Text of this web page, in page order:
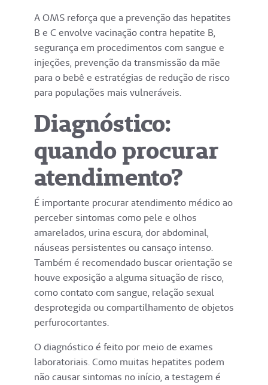
A OMS reforça que a prevenção das hepatites
B e C envolve vacinação contra hepatite B,
segurança em procedimentos com sangue e
injeções, prevenção da transmissão da mãe
para o bebê e estratégias de redução de risco
para populações mais vulneráveis.
Diagnóstico:
quando procurar
atendimento?
É importante procurar atendimento médico ao
perceber sintomas como pele e olhos
amarelados, urina escura, dor abdominal,
náuseas persistentes ou cansaço intenso.
Também é recomendado buscar orientação se
houve exposição a alguma situação de risco,
como contato com sangue, relação sexual
desprotegida ou compartilhamento de objetos
perfurocortantes.
O diagnóstico é feito por meio de exames
laboratoriais. Como muitas hepatites podem
não causar sintomas no início, a testagem é